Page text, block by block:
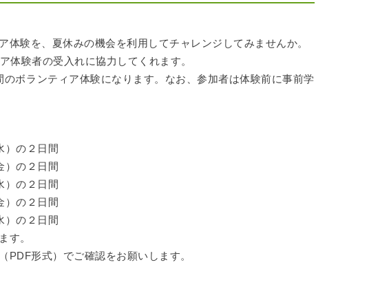
験を、夏休みの機会を利用してチャレンジしてみませんか。
体験者の受入れに協力してくれます。
ボランティア体験になります。なお、参加者は体験前に事前学
の２日間
の２日間
）の２日間
）の２日間
）の２日間
す。
PDF形式）でご確認をお願いします。